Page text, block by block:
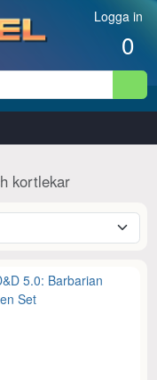
Logga in
0
kortlekar